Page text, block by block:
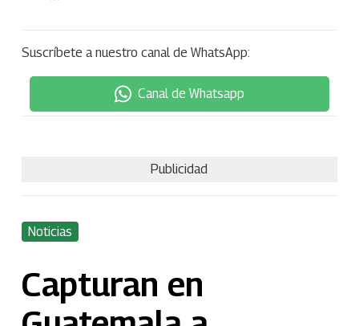
Suscríbete a nuestro canal de WhatsApp:
Canal de Whatsapp
Publicidad
Noticias
Capturan en